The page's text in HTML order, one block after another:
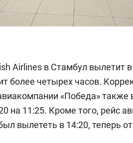
Airlines в Стамбул вылетит
более четырех часов.
«Победа»
на 11:25. Кроме того, рейс
вылететь в 14:20, теперь